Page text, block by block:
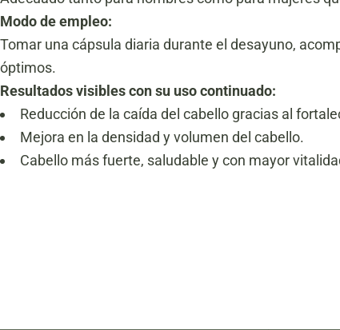
Modo de empleo:
Tomar una cápsula diaria durante el desayuno,
óptimos.
Resultados visibles con su uso continuado:
Reducción de la caída del cabello gracias al
Mejora en la densidad y volumen del cabello.
Cabello más fuerte, saludable y con mayor